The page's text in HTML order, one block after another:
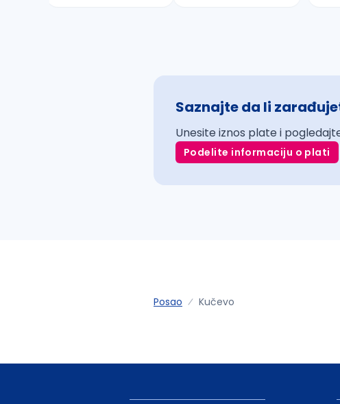
Saznajte da li
Unesite iznos plate i
Podelite informaciju o plati
Posao Kučevo